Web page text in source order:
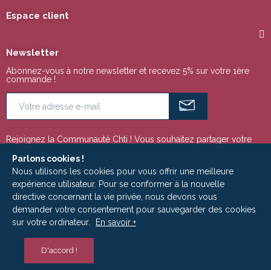
Parlons cookies !
Nous utilisons les cookies pour vous offrir une meilleure
expérience utilisateur. Pour se conformer à la nouvelle
directive concernant la vie privée, nous devons vous
demander votre consentement pour sauvegarder des cookies
sur votre ordinateur.
En savoir +
D'accord !
Espace client
Newsletter
Abonnez-vous à notre newsletter et recevez 5% sur votre 1ère
commande !
Rejoignez la Communauté Chti ! Vous souhaitez partager votre
suivre notre actualité ? Ces espaces sont faits pour vous !
Copyright © 2009 - 2025 | Le Ch'ti Marché est un site édité par la Société
ADLC MEDIA - RCS Roubaix-Tourcoing 533 949 798